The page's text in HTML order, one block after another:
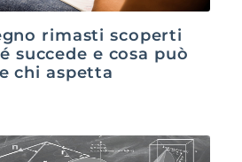
rimasti scoperti
succede e cosa può
chi aspetta